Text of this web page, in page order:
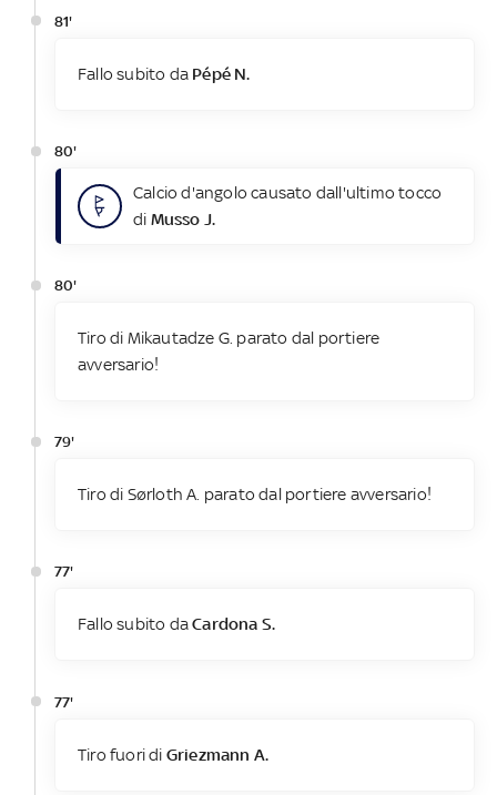
81'
Fallo subito da Pépé N.
80'
Calcio d'angolo causato dall'ultimo tocco
di Musso J.
80'
Tiro di Mikautadze G. parato dal portiere
avversario!
79'
Tiro di Sørloth A. parato dal portiere avversario!
77'
Fallo subito daCardona S.
77'
Tiro fuori di Griezmann A.